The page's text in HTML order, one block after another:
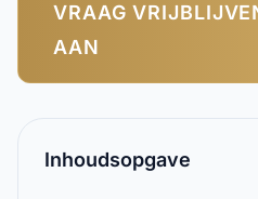
VRAAG
AAN
Inhoudsopgave